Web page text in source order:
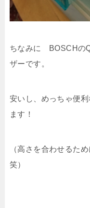
ちなみに BOSCHの
ザーです。
安いし、めっちゃ便
ます！
（高さを合わせるた
笑）